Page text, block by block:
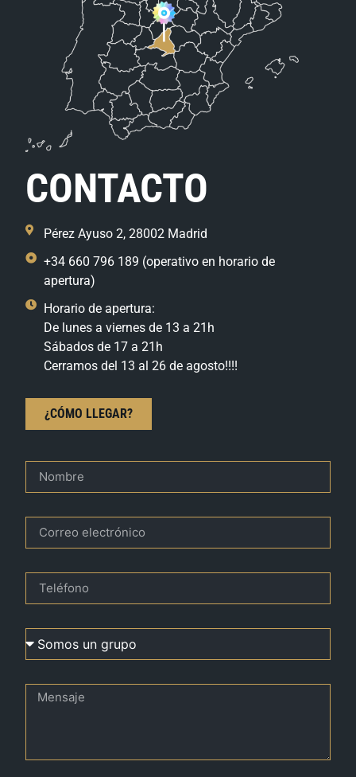
CONTACTO
Pérez Ayuso 2, 28002 Madrid
+34 660 796 189 (operativo en horario de
apertura)
Horario de apertura:
De lunes a viernes de 13 a 21h
Sábados de 17 a 21h
Cerramos del 13 al 26 de agosto!!!!
¿CÓMO LLEGAR?